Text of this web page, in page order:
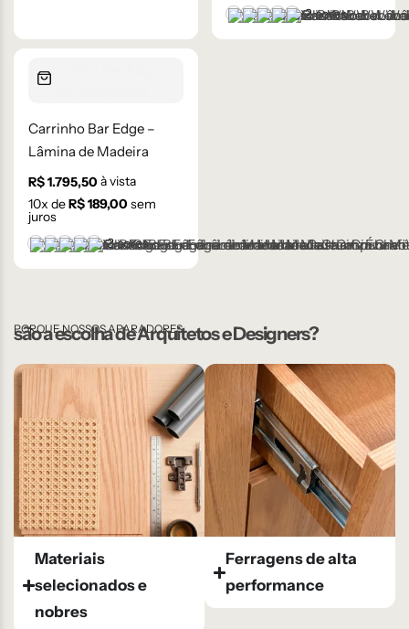
Castanho
Champanhe
Cinza Grafite
Ébano
Frapê
+2 cores
Carrinho Bar Edge –
Lâmina de Madeira
R$1.795,50 à vista
10x deR$189,00 sem
juros
Castanho
Champanhe
Cinza Grafite Metalizado
Cinza Médio
Ébano
+3 cores
PORQUE NOSSOS APARADORES
são a escolha de Arquitetos e Designers?
Materiais
selecionados e
nobres
Ferragens de alta
performance